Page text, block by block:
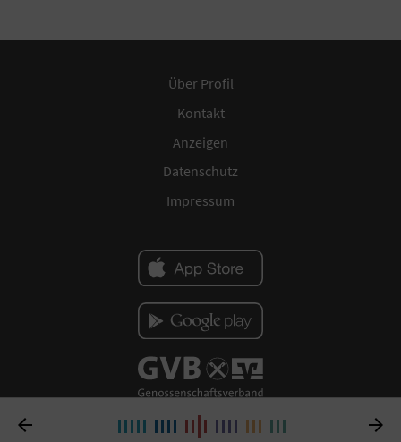
 
Über Profil
Kontakt
Anzeigen
Datenschutz
Impressum